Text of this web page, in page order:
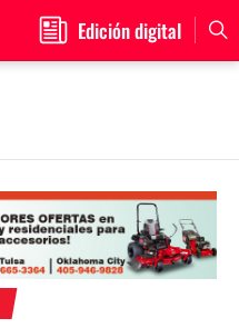
Edición digital